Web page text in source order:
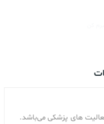
های پزشکی می‌باشد.